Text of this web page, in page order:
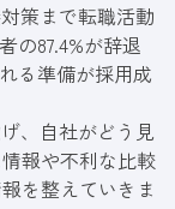
策まで転職活動
の87.4%が辞退
る準備が採用成
、自社がどう見
報や不利な比較
を整えていきま